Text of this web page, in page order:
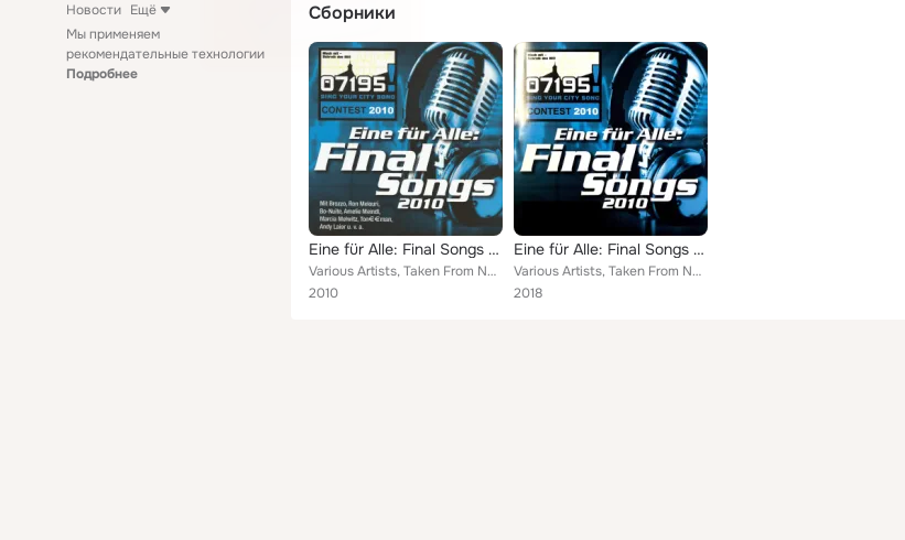
Новости Ещё
Мы применяем
рекомендательные технологии
Подробнее
Сборники
Eine für Alle: Final Songs 2010
Various Artists, Taken From None, Angie Peters, Amelie Meindl, Brozzo, Jan Eisklar und Mopsparade, Andy Laier, Michele Cento, Ma...
2010
Eine für Alle: Final Songs 2010
Various Artists, Taken From None, Angie Peters, Amelie Meindl, Brozzo, Jan Eisklar und Mopsparade, Andy Laier, Michele Cento, Ma...
2018